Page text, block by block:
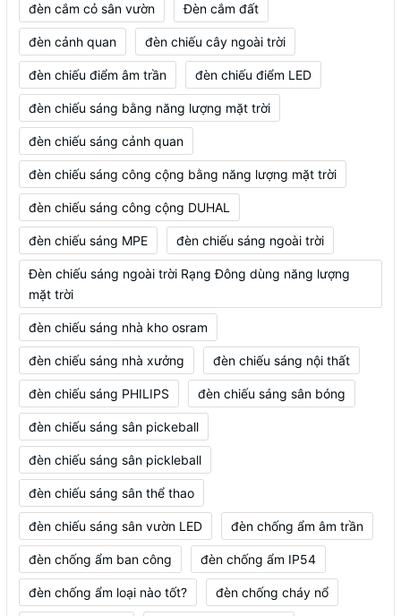
đèn cắm cỏ sân vườn Đèn cắm đất
đèn cảnh quan đèn chiếu cây ngoài trời
đèn chiếu điểm âm trần đèn chiếu điểm LED
đèn chiếu sáng bằng năng lượng mặt trời
đèn chiếu sáng cảnh quan
đèn chiếu sáng công cộng bằng năng lượng mặt trời
đèn chiếu sáng công cộng DUHAL
đèn chiếu sáng MPE đèn chiếu sáng ngoài trời
Đèn chiếu sáng ngoài trời Rạng Đông dùng năng lượng
mặt trời
đèn chiếu sáng nhà kho osram
đèn chiếu sáng nhà xưởng đèn chiếu sáng nội thất
đèn chiếu sáng PHILIPS đèn chiếu sáng sân bóng
đèn chiếu sáng sân pickeball
đèn chiếu sáng sân pickleball
đèn chiếu sáng sân thể thao
đèn chiếu sáng sân vườn LED đèn chống ẩm âm trần
đèn chống ẩm ban công đèn chống ẩm IP54
đèn chống ẩm loại nào tốt? đèn chống cháy nổ